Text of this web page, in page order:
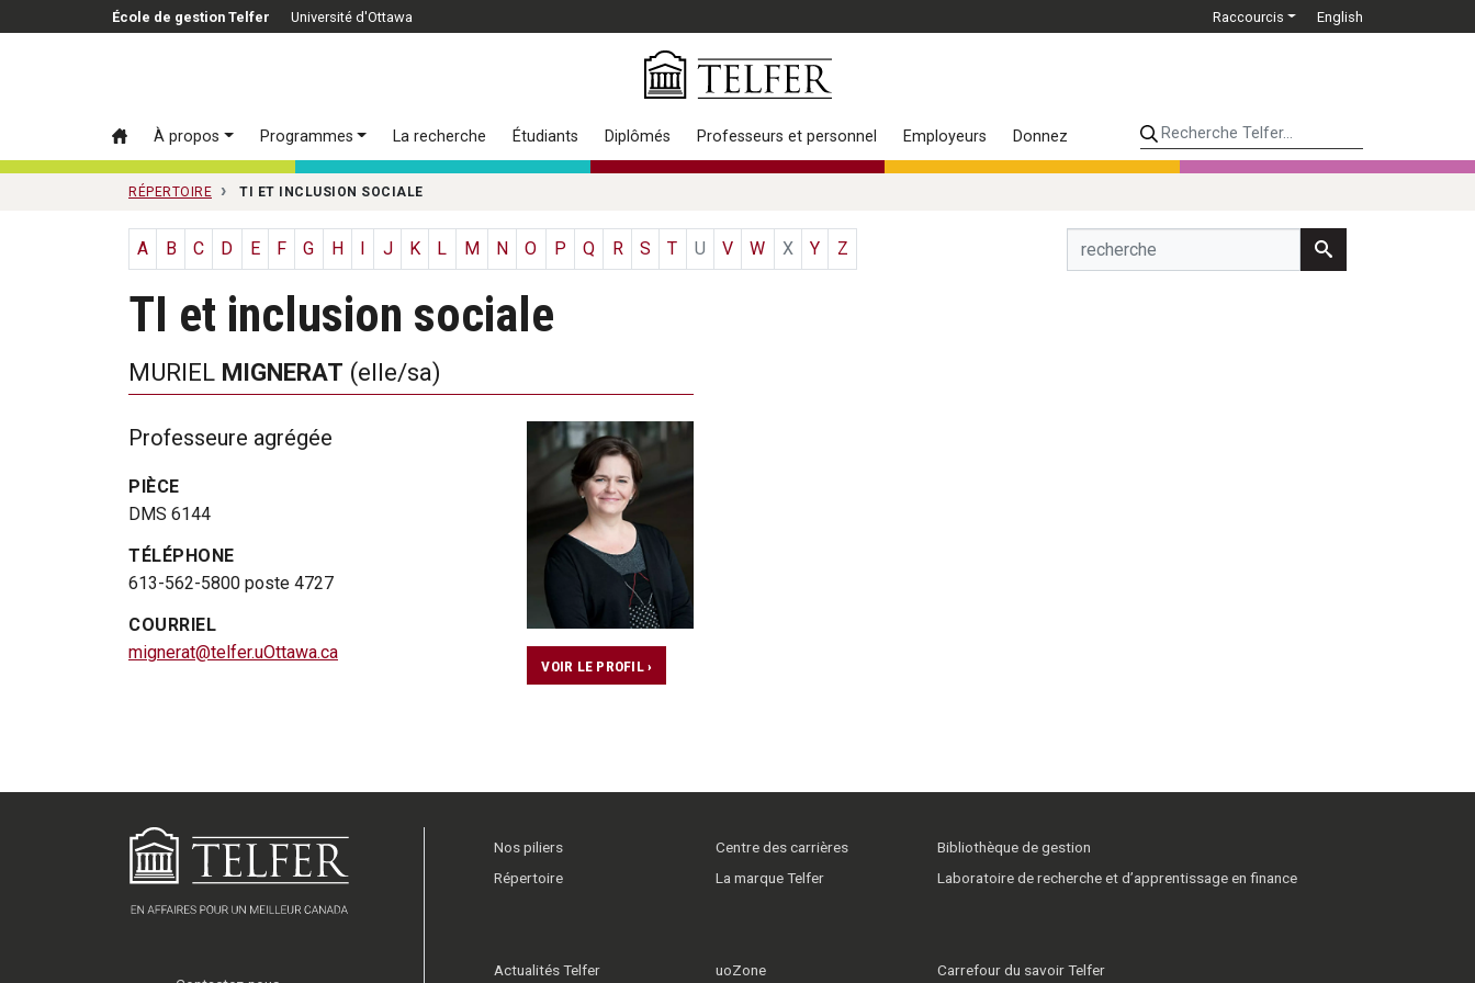
Passer au contenu principal
École de gestion Telfer Université d'Ottawa Raccourcis English
À propos Programmes La recherche Étudiants Diplômés Professeurs et personnel Employeurs DonnezRecherche Telfer...
RÉPERTOIRE TI ET INCLUSION SOCIALE
A B C D E F G H J K L M N O P Q R S T U V W X Y Z
TI et inclusion sociale
MURIEL MIGNERAT (elle/sa)
Professeure agrégée
PIÈCE
DMS 6144
TÉLÉPHONE
613-562-5800 poste 4727
COURRIEL
mignerat@telfer.uOttawa.ca
VOIR LE PROFIL ›
Nos piliers
Répertoire
Centre des carrières
La marque Telfer
Bibliothèque de gestion
Laboratoire de recherche et d’apprentissage en finance
Actualités Telfer uoZone Carrefour du savoir Telfer